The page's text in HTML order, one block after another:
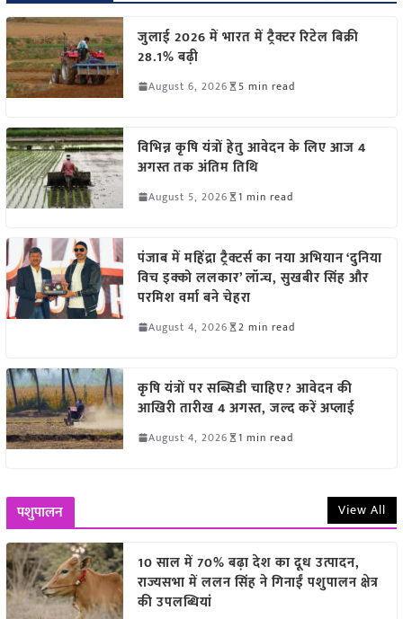
जुलाई 2026 में भारत में ट्रैक्टर रिटेल बिक्री
28.1% बढ़ी
August 6, 2026 5 min read
विभिन्न कृषि यंत्रों हेतु आवेदन के लिए आज 4
अगस्त तक अंतिम तिथि
August 5, 2026 1 min read
पंजाब में महिंद्रा ट्रैक्टर्स का नया अभियान ‘दुनिया
विच इक्को ललकार’ लॉन्च, सुखबीर सिंह और
परमिश वर्मा बने चेहरा
August 4, 2026 2 min read
कृषि यंत्रों पर सब्सिडी चाहिए? आवेदन की
आखिरी तारीख 4 अगस्त, जल्द करें अप्लाई
August 4, 2026 1 min read
पशुपालन View All
10 साल में 70% बढ़ा देश का दूध उत्पादन,
राज्यसभा में ललन सिंह ने गिनाईं पशुपालन क्षेत्र
की उपलब्धियां